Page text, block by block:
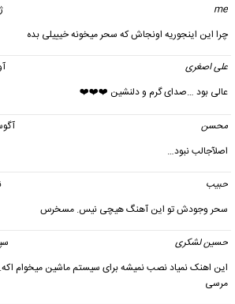
me
چرا این اینجوریه اونجاش که سحر میخونه خیییلی بده
علی اصغری
عالی بود …صدای گرم و دلنشین ⁦❤️⁩⁦❤️⁩⁦❤️⁩⁦⁩⁦⁩⁦⁩
محسن
آگوست 10,
اصلآجالب نبود…
حبیب
سحر وجودش تو این آهنگ هیچی نیس. مسخرس
حسین لشکری
این اهنک نمیاد نصب نمیشه برای سیستم ماشین میخوام
مرسی